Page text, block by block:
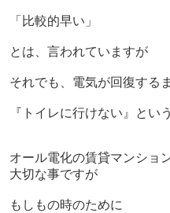
「比較的早い」
とは、言われていますが
それでも、電気が回復する
『トイレに行けない』とい
オール電化の賃貸マンショ
大切な事ですが
もしもの時のために